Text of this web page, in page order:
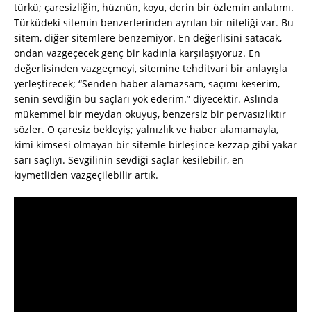
türkü; çaresizliğin, hüznün, koyu, derin bir özlemin anlatımı.
Türküdeki sitemin benzerlerinden ayrılan bir niteliği var. Bu
sitem, diğer sitemlere benzemiyor. En değerlisini satacak,
ondan vazgeçecek genç bir kadınla karşılaşıyoruz. En
değerlisinden vazgeçmeyi, sitemine tehditvari bir anlayışla
yerleştirecek; “Senden haber alamazsam, saçımı keserim,
senin sevdiğin bu saçları yok ederim.” diyecektir. Aslında
mükemmel bir meydan okuyuş, benzersiz bir pervasızlıktır
sözler. O çaresiz bekleyiş; yalnızlık ve haber alamamayla,
kimi kimsesi olmayan bir sitemle birleşince kezzap gibi yakar
sarı saçlıyı. Sevgilinin sevdiği saçlar kesilebilir, en
kıymetliden vazgeçilebilir artık.